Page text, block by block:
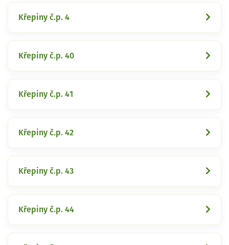
Křepiny č.p. 4
Křepiny č.p. 40
Křepiny č.p. 41
Křepiny č.p. 42
Křepiny č.p. 43
Křepiny č.p. 44